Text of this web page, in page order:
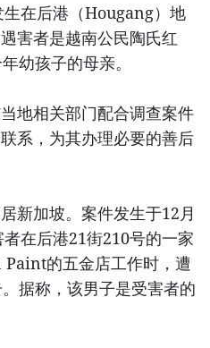
在后港（Hougang）地
害者是越南公民陶氏红
幼孩子的母亲。
地相关部门配合调查案件
系，为其办理必要的善后
新加坡。案件发生于12月
在后港21街210号的一家
的五金店工作时，遭
据称，该男子是受害者的